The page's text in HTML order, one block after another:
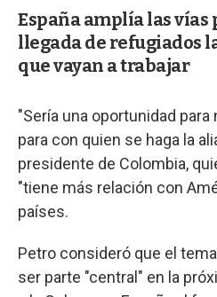
España amplía las
llegada de refugiados
que vayan a trabajar
"Sería una oportunidad
para con quien se haga la
presidente de Colombia,
"tiene más relación con
países.
Petro consideró que el
ser parte "central" en la